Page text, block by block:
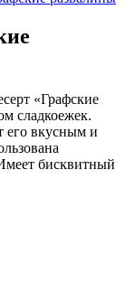
«Графские
сладкоежек.
его вкусным и
бисквитный